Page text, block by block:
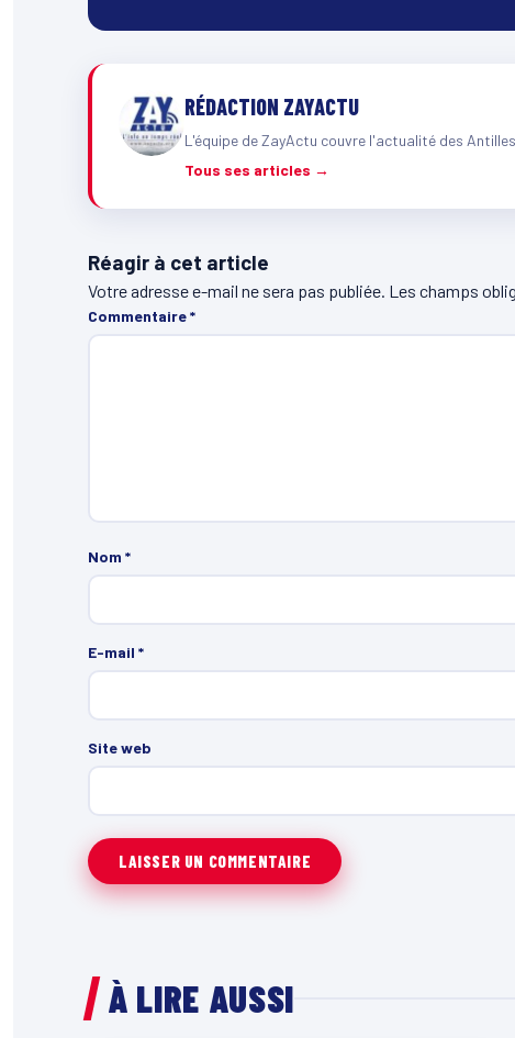
RÉDACTION ZAYACTU
L'équipe de ZayActu couvre l'actualité des
Tous ses articles →
Réagir à cet article
Votre adresse e-mail ne sera pas publiée. Les champs
Commentaire*
Nom *
E-mail *
Site web
À LIRE AUSSI